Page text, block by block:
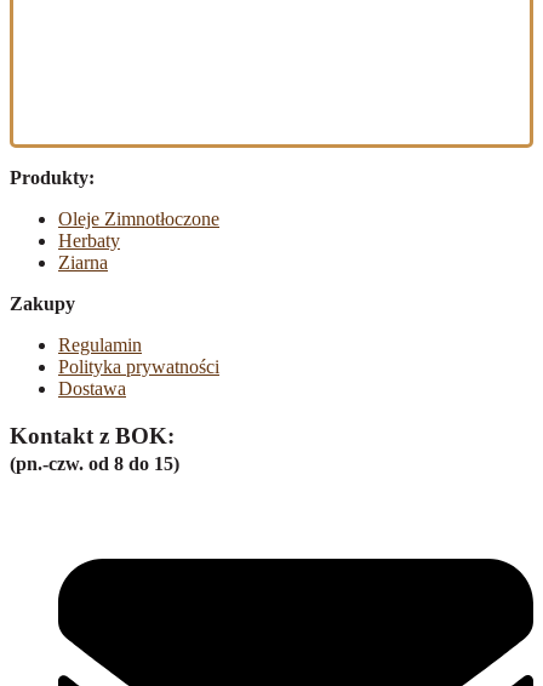
Produkty:
Oleje Zimnotłoczone
Herbaty
Ziarna
Zakupy
Regulamin
Polityka prywatności
Dostawa
Kontakt z BOK:
(pn.-czw. od 8 do 15)